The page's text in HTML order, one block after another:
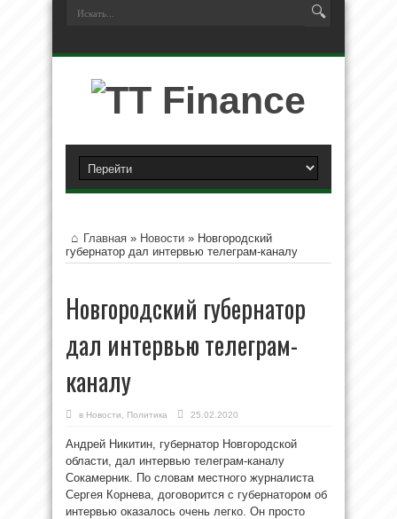
Главная » Новости » Новгородский
губернатор дал интервью телеграм-каналу
Новгородский губернатор
дал интервью телеграм-
каналу
в Новости Политика 25.02.2020
Андрей Никитин, губернатор Новгородской
области, дал интервью телеграм-каналу
Сокамерник. По словам местного журналиста
Сергея Корнева, договорится с губернатором об
интервью оказалось очень легко. Он просто